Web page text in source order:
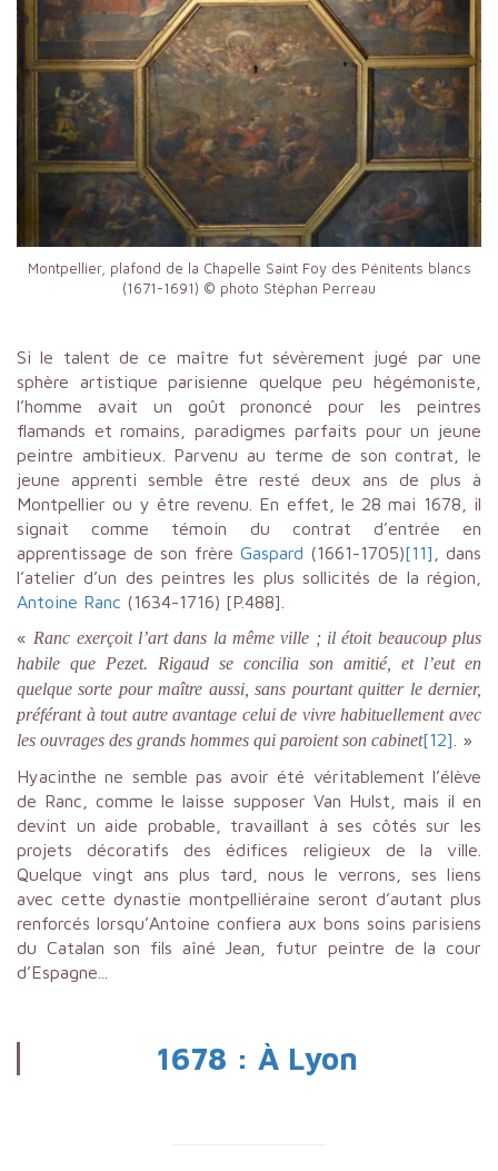
Montpellier, plafond de la Chapelle Saint Foy des Pénitents blancs
(1671-1691) © photo Stéphan Perreau
Si le talent de ce maître fut sévèrement jugé par une
sphère artistique parisienne quelque peu hégémoniste,
l’homme avait un goût prononcé pour les peintres
flamands et romains, paradigmes parfaits pour un jeune
peintre ambitieux. Parvenu au terme de son contrat, le
jeune apprenti semble être resté deux ans de plus à
Montpellier ou y être revenu. En effet, le 28 mai 1678, il
signait comme témoin du contrat d’entrée en
apprentissage de son frère Gaspard (1661-1705)[11]
, dans
l’atelier d’un des peintres les plus sollicités de la région,
Antoine Ranc (1634-1716) [P.488].
« Ranc exerçoit l’art dans la même ville ; il étoit beaucoup plus
habile que Pezet. Rigaud se concilia son amitié, et l’eut en
quelque sorte pour maître aussi, sans pourtant quitter le dernier,
préférant à tout autre avantage celui de vivre habituellement avec
les ouvrages des grands hommes qui paroient son cabinet[12]
. »
Hyacinthe ne semble pas avoir été véritablement l’élève
de Ranc, comme le laisse supposer Van Hulst, mais il en
devint un aide probable, travaillant à ses côtés sur les
projets décoratifs des édifices religieux de la ville.
Quelque vingt ans plus tard, nous le verrons, ses liens
avec cette dynastie montpelliéraine seront d’autant plus
renforcés lorsqu’Antoine confiera aux bons soins parisiens
du Catalan son fils aîné Jean, futur peintre de la cour
d’Espagne...
1678 : À Lyon